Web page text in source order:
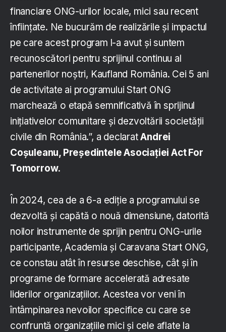
financiare ONG-urilor locale, mici sau recent
înființate. Ne bucurăm de realizările și impactul
pe care acest program l-a avut și suntem
recunoscători pentru sprijinul continuu al
partenerilor noștri, Kaufland România. Cei 5 ani
de activitate ai programului Start ONG
marchează o etapă semnificativă în sprijinul
inițiativelor comunitare și dezvoltării societății
civile din România.”, a declaratAndrei
Coșuleanu, Președintele Asociației Act For
Tomorrow.
În 2024, cea de a 6-a ediție a programului se
dezvoltă și capătă o nouă dimensiune, datorită
noilor instrumente de sprijin pentru ONG-urile
participante, Academia și Caravana Start ONG,
ce constau atât în resurse deschise, cât și în
programe de formare accelerată adresate
liderilor organizațiilor. Acestea vor veni în
întâmpinarea nevoilor specifice cu care se
confruntă organizațiile mici și cele aflate la